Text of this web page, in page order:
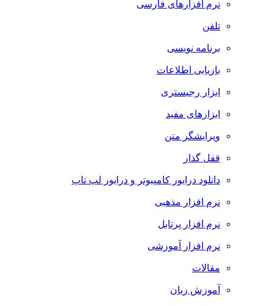
نرم افزارهای فارسی
تلفن
برنامه نویسی
بازیابی اطلاعات
ابزار رجیستری
ابزارهای مفید
ویرایشگر متن
قفل گذار
دانلود درایور کامپیوتر و درایور لپ تاپ
نرم افزار مذهبی
نرم افزار پرتابل
نرم افزار آموزشی
مقالات
آموزش زبان